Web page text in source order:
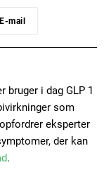
E-mail
bruger i dag GLP 1
som
eksperter
der kan
.